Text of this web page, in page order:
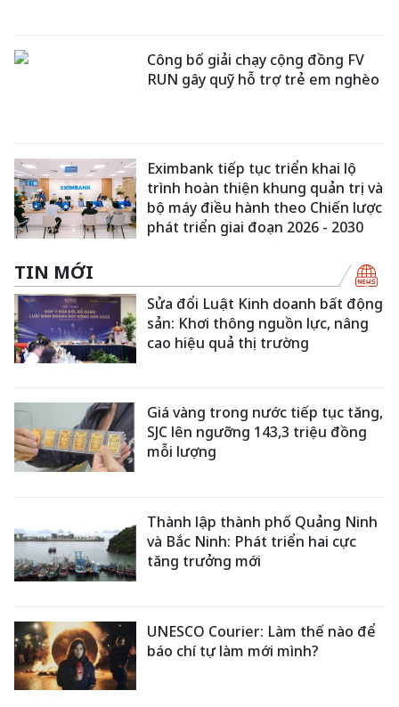
Công bố giải chạy cộng đồng FV
RUN gây quỹ hỗ trợ trẻ em nghèo
Eximbank tiếp tục triển khai lộ
trình hoàn thiện khung quản trị và
bộ máy điều hành theo Chiến lược
phát triển giai đoạn 2026 - 2030
TIN MỚI
Sửa đổi Luật Kinh doanh bất động
sản: Khơi thông nguồn lực, nâng
cao hiệu quả thị trường
Giá vàng trong nước tiếp tục tăng,
SJC lên ngưỡng 143,3 triệu đồng
mỗi lượng
Thành lập thành phố Quảng Ninh
và Bắc Ninh: Phát triển hai cực
tăng trưởng mới
UNESCO Courier: Làm thế nào để
báo chí tự làm mới mình?